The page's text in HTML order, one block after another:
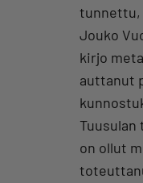
tunnettu,
Jouko
kirjo
auttanut
Tuusulan
on ollut